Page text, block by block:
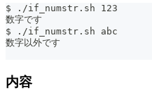
$ ./if_numstr.sh 123
数字です
$ ./if_numstr.sh abc
数字以外です
内容